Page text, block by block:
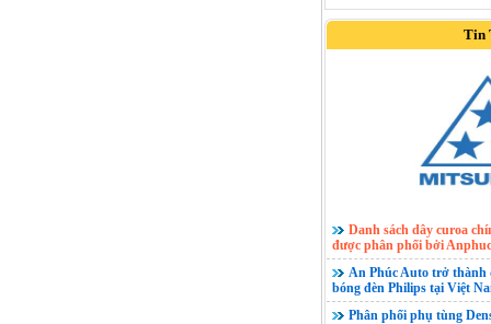
Tin
Danh sách dây curoa
được phân phối bởi
An Phúc Auto trở thành
bóng đèn Philips tại Việt
Phân phối phụ tùng